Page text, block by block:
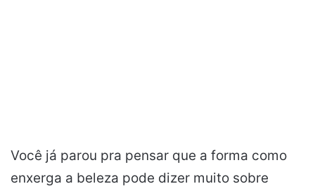
Você já parou pra pensar que a forma como
enxerga a beleza pode dizer muito sobre